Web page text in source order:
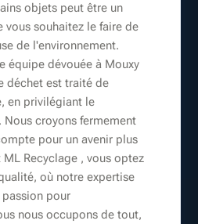
objets peut être un
vous souhaitez le faire de
de l'environnement.
équipe dévouée à Mouxy
déchet est traité de
en privilégiant le
croyons fermement
pour un avenir plus
Recyclage , vous optez
où notre expertise
pour
nous occupons de tout,